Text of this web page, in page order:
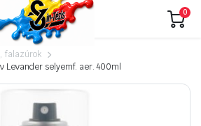
0
falazúrok
Levander selyemf. aer. 400ml